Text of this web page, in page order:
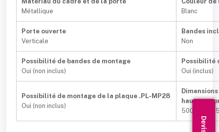
Métallique
Blanc
Porte ouverte
Verticale
Bandes
Non
Possibilité de bandes de montage
Oui (non inclus)
Possibilité
Oui (inclus)
Possibilité de montage de la plaque .PL-MP28
Oui (non inclus)
hauteur x